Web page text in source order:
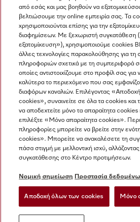
Η εταιρεία μας
Όροι και Προϋποθέσεις
Προστασία δεδομένων
Όροι Χρήσης
Δήλωση Προσβασιμότητας
Νόμος για τις ψηφιακές υπηρεσίες
Ρυθμίσεις cookies
Miele στο Instagram
Miele στο Facebook
Miele στο Youtube
από εσάς και μας βοηθούν να
βελτιώσουμε την online εμπειρία σας. Τα
χρησιμοποιούνται επίσης για την
διαφημίσεων. Με ξεχωριστή συγκατάθεση
εξατομίκευση»), χρησιμοποιούμε cookies
άλλες τεχνολογίες παρακολούθησης για τη
πληροφοριών σχετικά με τη συμπεριφορά
οποίες αντιστοιχίζουμε στο προφίλ σας
καλύτερα το περιεχόμενο που σας
διαφόρων καναλιών. Επιλέγοντας
cookies», συναινείτε σε όλα τα cookies και
να αποδεχτείτε μόνο τα απαραίτητα cookies
επιλέξτε «Μόνο απαραίτητα cookies».
πληροφορίες μπορείτε να βρείτε στην
cookies». Μπορείτε να ανακαλέσετε τη
πάσα στιγμή με μελλοντική ισχύ, αλλάζοντας
συγκατάθεσης στο Κέντρο προτιμήσεων.
Νομική σημείωση Προστασία
Αποδοχή όλων των cookies Μόνο